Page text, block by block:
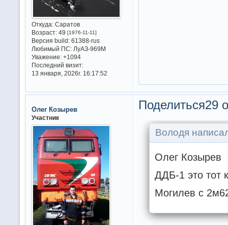
Откуда:Саратов
Возраст:49 [1976-11-11]
Версия build:61388-rus
Любимый ПС:ЛуАЗ-969М
Уважение: +1094
Последний визит:
13 января, 2026г. 16:17:52
Поделиться29
Олег Козырев
Участник
Володя
Олег Козырев
ДДБ-1 это тот
Могилев с